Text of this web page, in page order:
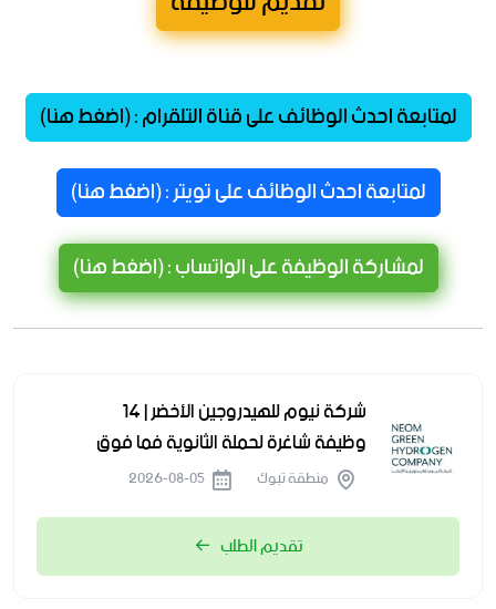
لمتابعة احدث الوظائف على قناة التلقرام : (اضغط هنا)
لمتابعة احدث الوظائف على تويتر : (اضغط هنا)
لمشاركة الوظيفة على الواتساب : (اضغط هنا)
شركة نيوم للهيدروجين الأخضر | 14
وظيفة شاغرة لحملة الثانوية فما فوق
منطقة تبوك
تقديم الطلب